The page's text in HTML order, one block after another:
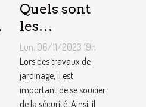
Quels sont
les
équipements
pour le
jardinage ?
Lun. 06/11/2023 19h
Lors des travaux de
jardinage, il est
important de se soucier
de la sécurité. Ainsi, il